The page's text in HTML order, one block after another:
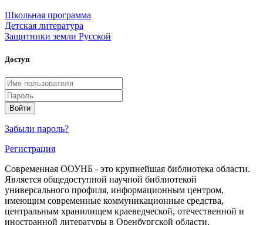
Школьная программа
Детская литература
Защитники земли Русской
Доступ
Войти
Забыли пароль?
Регистрация
Современная ООУНБ - это крупнейшая библиотека области.
Является общедоступной научной библиотекой
универсального профиля, информационным центром,
имеющим современные коммуникационные средства,
центральным хранилищем краеведческой, отечественной и
иностранной литературы в Оренбургской области,